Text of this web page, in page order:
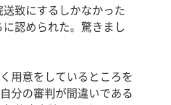
致にするしかなかった
認められた。驚きまし
用意をしているところを
分の審判が間違いである